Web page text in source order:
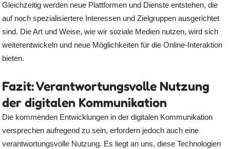
Gleichzeitig werden neue Plattformen und Dienste entstehen, die
auf noch spezialisiertere Interessen und Zielgruppen ausgerichtet
sind. Die Art und Weise, wie wir soziale Medien nutzen, wird sich
weiterentwickeln und neue Möglichkeiten für die Online-Interaktion
bieten.
Fazit: Verantwortungsvolle Nutzung
der digitalen Kommunikation
Die kommenden Entwicklungen in der digitalen Kommunikation
versprechen aufregend zu sein, erfordern jedoch auch eine
verantwortungsvolle Nutzung. Es liegt an uns, diese Technologien